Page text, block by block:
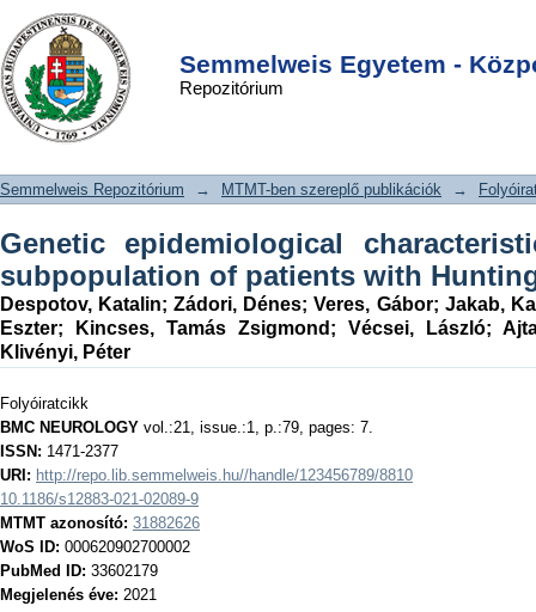
Semmelweis Egyetem -
Repozitórium
Genetic epidemiological
characteristics of a Hungarian
subpopulation of patients with
Huntington’s disease
DSpace/Manakin Repository
Semmelweis Repozitórium → MTMT-ben szereplő publikációk →
Genetic epidemiological
subpopulation of patients with
Despotov, Katalin;Zádori, Dénes;Veres, Gábor; Jakab,
Eszter; Kincses, Tamás Zsigmond ; Vécsei, László;
Klivényi, Péter
Folyóiratcikk
BMC NEUROLOGY vol.:21, issue.:1, p.:79, pages: 7.
ISSN: 1471-2377
URI: http://repo.lib.semmelweis.hu//handle/123456789/8810
10.1186/s12883-021-02089-9
MTMT azonosító: 31882626
WoS ID: 000620902700002
PubMed ID: 33602179
Megjelenés éve: 2021